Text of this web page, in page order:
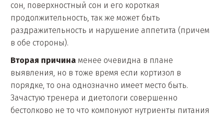
сон, поверхностный сон и его короткая
продолжительность, так же может быть
раздражительность и нарушение аппетита (причем
в обе стороны).
Вторая причина менее очевидна в плане
выявления, но в тоже время если кортизол в
порядке, то она однозначно имеет место быть.
Зачастую тренера и диетологи совершенно
бестолково не то что компонуют нутриенты питания